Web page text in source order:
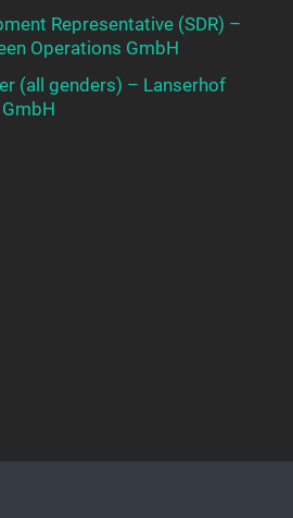
Representative (SDR) –
Operations GmbH
(all genders) – Lanserhof